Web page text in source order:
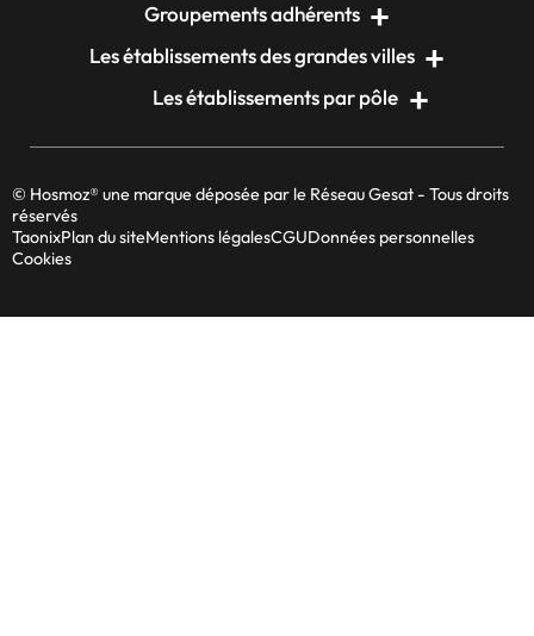
Groupements adhérents
Les établissements des grandes villes
Les établissements par pôle
© Hosmoz® une marque déposée par le Réseau Gesat - Tous droits
réservés
TaonixPlan du siteMentions légalesCGUDonnées personnelles
Cookies